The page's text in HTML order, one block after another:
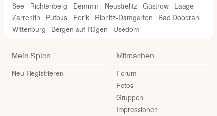
See
Richtenberg Demmin Neustrelitz Güstrow
Laage
Zarrentin
Putbus Rerik Ribnitz-Damgarten
Bad Doberan
Wittenburg
Bergen auf Rügen Usedom
Mein Spion
Neu Registrieren
Mitmachen
Forum
Fotos
Gruppen
Impressionen